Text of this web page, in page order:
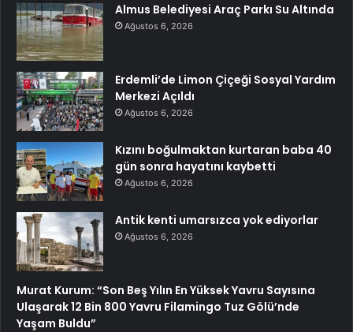
Almus Belediyesi Araç Parkı Su Altında
Ağustos 6, 2026
Erdemli’de Limon Çiçeği Sosyal Yardım
Merkezi Açıldı
Ağustos 6, 2026
Kızını boğulmaktan kurtaran baba 40
gün sonra hayatını kaybetti
Ağustos 6, 2026
Antik kenti umarsızca yok ediyorlar
Ağustos 6, 2026
Murat Kurum: “Son Beş Yılın En Yüksek Yavru Sayısına
Ulaşarak 12 Bin 800 Yavru Filamingo Tuz Gölü’nde
Yaşam Buldu”